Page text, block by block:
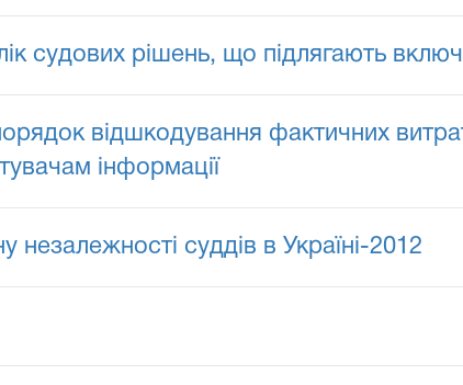
судових рішень, що підлягають
відшкодування фактичних
інформації
незалежності суддів в Україні-2012